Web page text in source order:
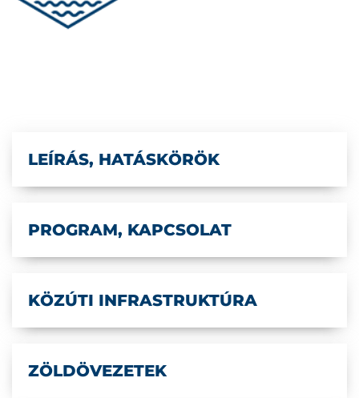
LEÍRÁS, HATÁSKÖRÖK
PROGRAM, KAPCSOLAT
KÖZÚTI INFRASTRUKTÚRA
ZÖLDÖVEZETEK